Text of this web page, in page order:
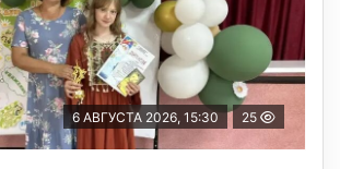
6 АВГУСТА 2026, 15:30 25